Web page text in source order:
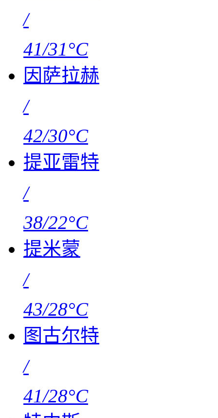
/
41/31°C
因萨拉赫
/
42/30°C
提亚雷特
/
38/22°C
提米蒙
/
43/28°C
图古尔特
/
41/28°C